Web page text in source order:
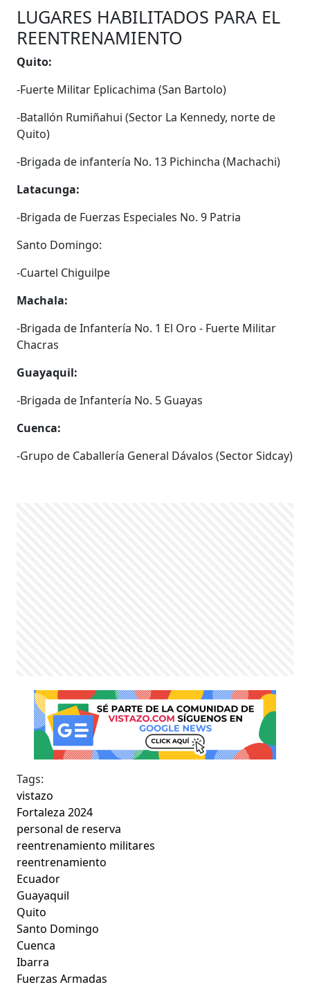
LUGARES HABILITADOS PARA EL
REENTRENAMIENTO
Quito:
-Fuerte Militar Eplicachima (San Bartolo)
-Batallón Rumiñahui (Sector La Kennedy, norte de
Quito)
-Brigada de infantería No. 13 Pichincha (Machachi)
Latacunga:
-Brigada de Fuerzas Especiales No. 9 Patria
Santo Domingo:
-Cuartel Chiguilpe
Machala:
-Brigada de Infantería No. 1 El Oro - Fuerte Militar
Chacras
Guayaquil:
-Brigada de Infantería No. 5 Guayas
Cuenca:
-Grupo de Caballería General Dávalos (Sector Sidcay)
Tags:
vistazo
Fortaleza 2024
personal de reserva
reentrenamiento militares
reentrenamiento
Ecuador
Guayaquil
Quito
Santo Domingo
Cuenca
Ibarra
Fuerzas Armadas